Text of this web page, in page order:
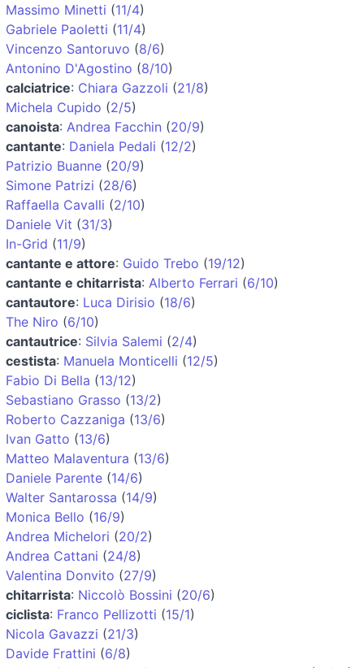
Massimo Minetti (11/4)
Gabriele Paoletti (11/4)
Vincenzo Santoruvo (8/6)
Antonino D'Agostino (8/10)
calciatrice: Chiara Gazzoli (21/8)
Michela Cupido (2/5)
canoista: Andrea Facchin (20/9)
cantante: Daniela Pedali (12/2)
Patrizio Buanne (20/9)
Simone Patrizi (28/6)
Raffaella Cavalli (2/10)
Daniele Vit (31/3)
In-Grid (11/9)
cantante e attore: Guido Trebo (19/12)
cantante e chitarrista: Alberto Ferrari (6/10)
cantautore: Luca Dirisio (18/6)
The Niro (6/10)
cantautrice: Silvia Salemi (2/4)
cestista: Manuela Monticelli (12/5)
Fabio Di Bella (13/12)
Sebastiano Grasso (13/2)
Roberto Cazzaniga (13/6)
Ivan Gatto (13/6)
Matteo Malaventura (13/6)
Daniele Parente (14/6)
Walter Santarossa (14/9)
Monica Bello (16/9)
Andrea Michelori (20/2)
Andrea Cattani (24/8)
Valentina Donvito (27/9)
chitarrista: Niccolò Bossini (20/6)
ciclista: Franco Pellizotti (15/1)
Nicola Gavazzi (21/3)
Davide Frattini (6/8)